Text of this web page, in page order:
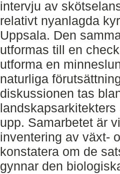
intervju av
relativt nyanlagda
Uppsala. Den
utformas till en
utforma en
naturliga
diskussionen tas
upp. Samarbetet är
inventering av växt-
konstatera om de
gynnar den